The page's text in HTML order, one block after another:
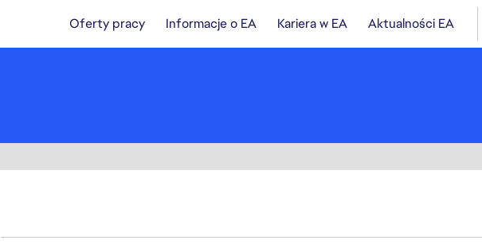
Oferty pracy Informacje o EA Kariera w EA Aktualności EA